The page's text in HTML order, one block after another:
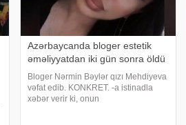
Azərbaycanda bloger estetik
əməliyyatdan iki gün sonra öldü
Bloger Nərmin Bəylər qızı Mehdiyeva
vəfat edib. KONKRET. -a istinadla
xəbər verir ki, onun